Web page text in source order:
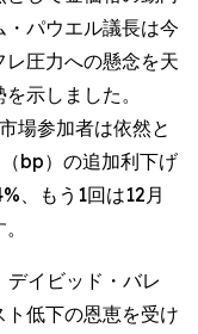
パウエル議長は今
圧力への懸念を天
示しました。
場参加者は依然と
bp）の追加利下げ
、もう1回は12月
イビッド・バレ
低下の恩恵を受け